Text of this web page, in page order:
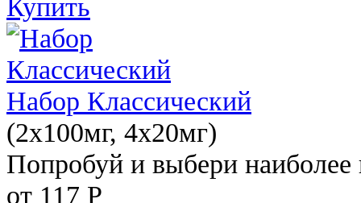
Набор Классический
(2x100мг, 4x20мг)
Попробуй и выбери наиболее
от 117 Р